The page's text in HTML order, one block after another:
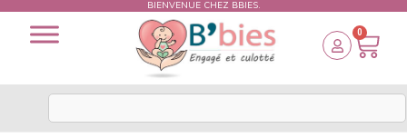
BIENVENUE CHEZ BBIES.
0